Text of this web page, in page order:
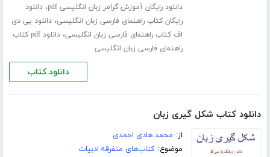
دانلود رایگان آموزش گرامر زبان انگلیسی pdf ،دانلود
رایگان کتاب راهنمای فارسی زبان انگلیسی،دانلود پی دی
اف کتاب راهنمای فارسی زبان انگلیسی،
دانلود pdf کتاب
راهنمای فارسی زبان انگلیسی
دانلود کتاب
دانلود کتاب شکل گیری زبان
از: محمد هادی احمدی
موضوع:کتاب‌های متفرقه ادبیات